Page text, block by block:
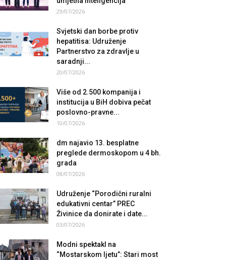
29/07/2026
Svjetski dan borbe protiv
hepatitisa: Udruženje
Partnerstvo za zdravlje u
saradnji...
20/07/2026
Više od 2.500 kompanija i
institucija u BiH dobiva pečat
poslovno-pravne...
10/07/2026
dm najavio 13. besplatne
preglede dermoskopom u 4 bh.
grada
08/07/2026
Udruženje “Porodični ruralni
edukativni centar” PREC
Živinice da donirate i date...
03/07/2026
Modni spektakl na
“Mostarskom ljetu”: Stari most